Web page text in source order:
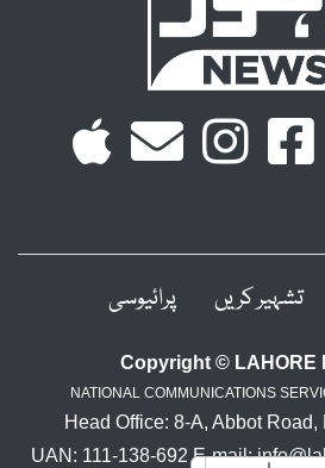
تشہیر کریں پرائیوسی
Copyright © LAHORE
NATIONAL COMMUNICATIONS
Head Office: 8-A, Abbot
UAN: 111-138-692 E-mail: